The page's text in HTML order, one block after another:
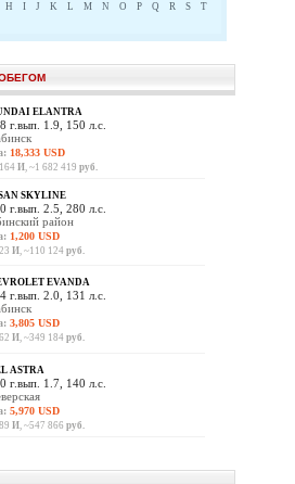
H I J K L M N O P Q R S
T
ELANTRA
г.вып. 1.9, 150 л.с.
18,333 USD
И, ~1 682 419 руб.
SKYLINE
г.вып. 2.5, 280 л.с.
район
1,200 USD
И, ~110 124 руб.
EVANDA
г.вып. 2.0, 131 л.с.
3,805 USD
И, ~349 184 руб.
ASTRA
г.вып. 1.7, 140 л.с.
5,970 USD
И, ~547 866 руб.